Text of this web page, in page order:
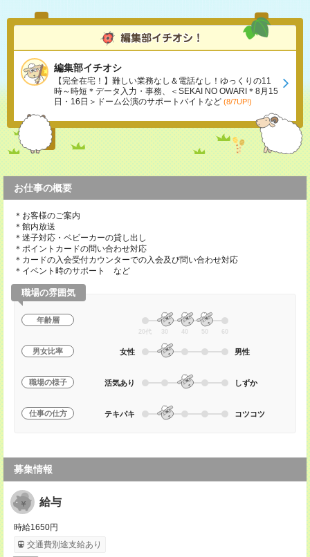
編集部イチオシ
【完全在宅！】難しい業務なし＆電話なし！ゆっくりの11
時～時短＊データ入力・事務、＜SEKAI NO OWARI＊8月15
日・16日＞ドーム公演のサポートバイトなど (8/7UP!)
お仕事の概要
＊お客様のご案内
＊館内放送
＊迷子対応・ベビーカーの貸し出し
＊ポイントカードの問い合わせ対応
＊カードの入会受付カウンターでの入会及び問い合わせ対応
＊イベント時のサポート など
職場の雰囲気
年齢層
20代 30 40 50 60
男女比率 女性 男性
職場の様子 活気あり しずか
仕事の仕方 テキパキ コツコツ
募集情報
給与
時給1650円
交通費別途支給あり